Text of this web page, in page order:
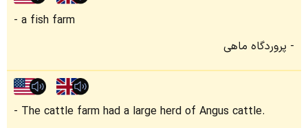
a fish farm
پروردگاه ماهی
The cattle farm had a large herd of Angus cattle.